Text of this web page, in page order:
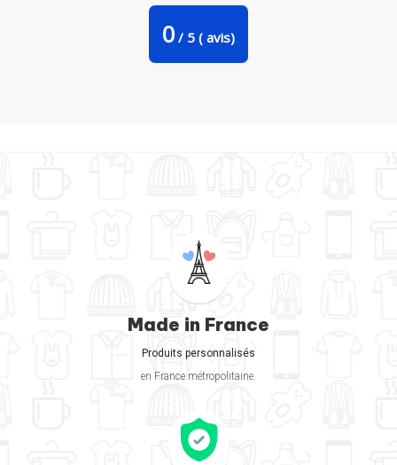
0 / 5 ( avis)
Made in France
Produits personnalisés
en France métropolitaine.